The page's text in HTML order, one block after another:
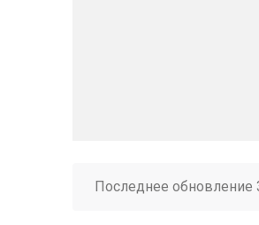
Последнее обновление